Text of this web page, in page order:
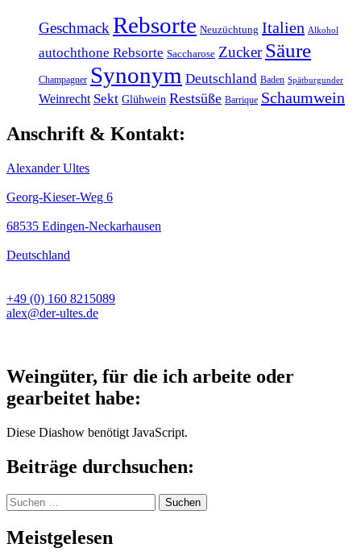
Geschmack Rebsorte Neuzüchtung Italien Alkohol
autochthone Rebsorte Saccharose Zucker Säure
Champagner Synonym Deutschland Baden Spätburgunder
Weinrecht Sekt Glühwein Restsüße Barrique Schaumwein
Anschrift & Kontakt:
Alexander Ultes
Georg-Kieser-Weg 6
68535 Edingen-Neckarhausen
Deutschland
+49 (0) 160 8215089
alex@der-ultes.de
Weingüter, für die ich arbeite oder
gearbeitet habe:
Diese Diashow benötigt JavaScript.
Beiträge durchsuchen:
Suchen
nach:
Meistgelesen